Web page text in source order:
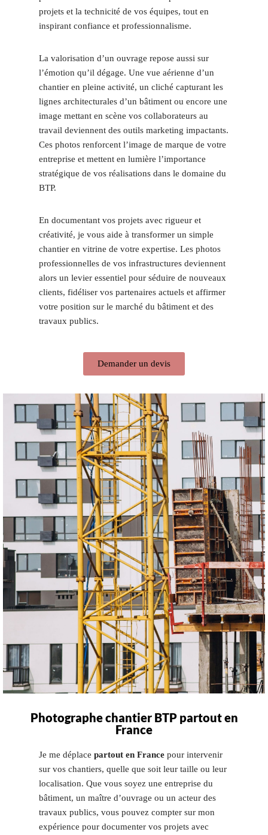
projets et la technicité de vos équipes, tout en
inspirant confiance et professionnalisme.
La valorisation d’un ouvrage repose aussi sur
l’émotion qu’il dégage. Une vue aérienne d’un
chantier en pleine activité, un cliché capturant les
lignes architecturales d’un bâtiment ou encore une
image mettant en scène vos collaborateurs au
travail deviennent des outils marketing impactants.
Ces photos renforcent l’image de marque de votre
entreprise et mettent en lumière l’importance
stratégique de vos réalisations dans le domaine du
BTP.
En documentant vos projets avec rigueur et
créativité, je vous aide à transformer un simple
chantier en vitrine de votre expertise. Les photos
professionnelles de vos infrastructures deviennent
alors un levier essentiel pour séduire de nouveaux
clients, fidéliser vos partenaires actuels et affirmer
votre position sur le marché du bâtiment et des
travaux publics.
Demander un devis
Photographe chantier BTP partout en
France
Je me déplace partout en France pour intervenir
sur vos chantiers, quelle que soit leur taille ou leur
localisation. Que vous soyez une entreprise du
bâtiment, un maître d’ouvrage ou un acteur des
travaux publics, vous pouvez compter sur mon
expérience pour documenter vos projets avec